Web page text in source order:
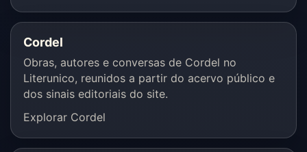
Cordel
Obras, autores e conversas de Cordel no
Literunico, reunidos a partir do acervo público e
dos sinais editoriais do site.
Explorar Cordel